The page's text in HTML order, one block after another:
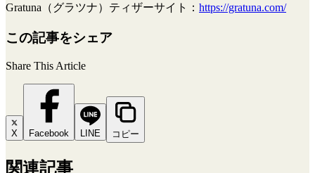
Gratuna（グラツナ）ティザーサイト： https://gratuna.com/
この記事をシェア
Share This Article
X Facebook LINE コピー
関連記事